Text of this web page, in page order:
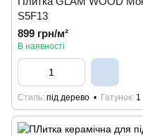
S5F13
899 грн/м²
В наявності
Стиль під дерево Гатунок 1